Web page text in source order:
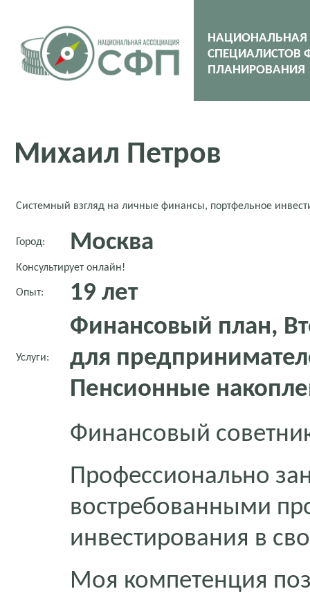
НАЦИОНАЛЬНАЯ
СПЕЦИАЛИСТОВ
ПЛАНИРОВАНИЯ
Михаил Петров
Системный взгляд на личные финансы, портфельное
Город: Москва
Консультирует онлайн!
Опыт: 19 лет
Услуги:
Финансовый план,
для
Пенсионные
Финансовый
Профессионально
востребованными
инвестирования в
Моя компетенция